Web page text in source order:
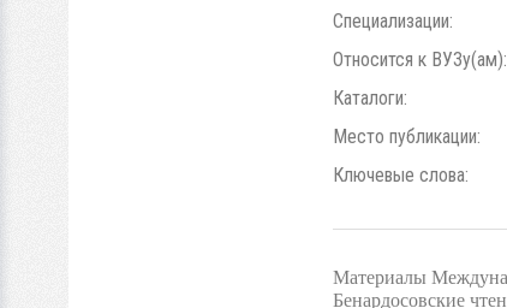
Специализации:
Относится к ВУЗу(ам):
Каталоги:
Место публикации:
Ключевые слова:
Материалы
Бенардосовские